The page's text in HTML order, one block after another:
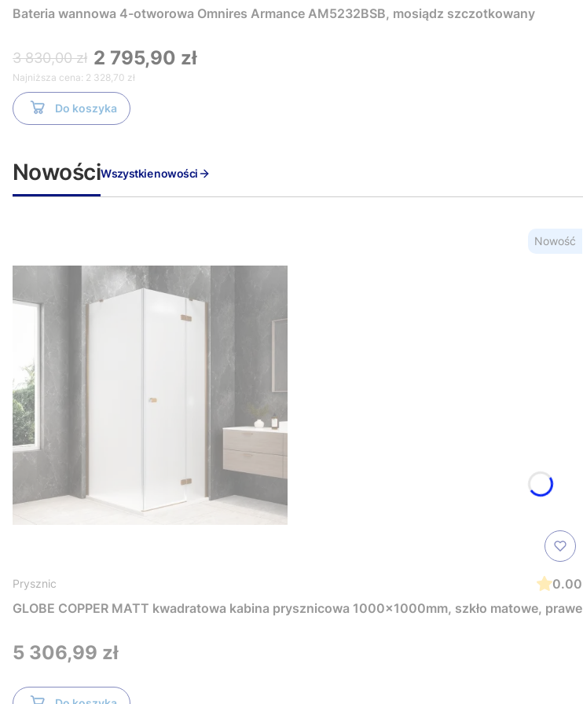
Bateria wannowa 4-otworowa Omnires Armance AM5232BSB, mosiądz szczotkowany
3 830,00 zł 2 795,90 zł
Najniższa cena: 2 328,70 zł
Do koszyka
NowościWszystkie nowości
Nowość
Prysznic
0.00
GLOBE COPPER MATT kwadratowa kabina prysznicowa 1000x1000mm, szkło matowe, prawe
Cena
5 306,99 zł